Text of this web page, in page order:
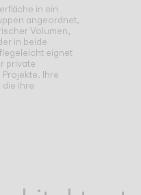
in ein
angeordnet,
Volumen,
in beide
eignet
private
Ihre
ihre